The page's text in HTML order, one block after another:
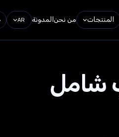
المنتجات من نحن المدونة AR